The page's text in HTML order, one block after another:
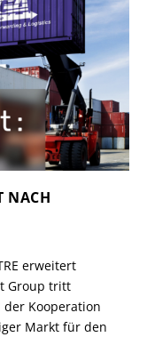
NACH
erweitert
Group tritt
Kooperation
Markt für den